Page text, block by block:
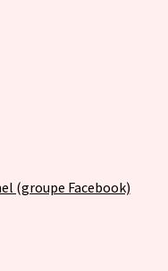
(groupe Facebook)